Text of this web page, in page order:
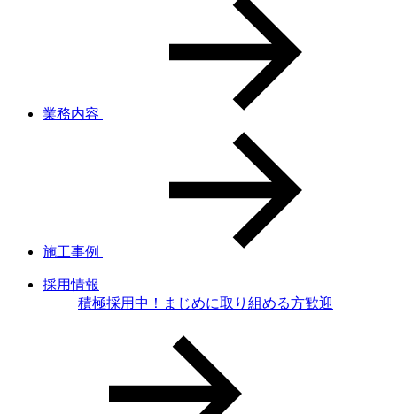
業務内容
施工事例
採用情報
積極採用中！まじめに取り組める方歓迎